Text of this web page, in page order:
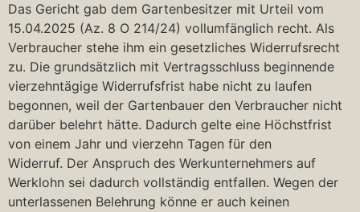
Das Gericht gab dem Gartenbesitzer mit Urteil vom
15.04.2025 (Az. 8 O 214/24) vollumfänglich recht. Als
Verbraucher stehe ihm ein gesetzliches Widerrufsrecht
zu. Die grundsätzlich mit Vertragsschluss beginnende
vierzehntägige Widerrufsfrist habe nicht zu laufen
begonnen, weil der Gartenbauer den Verbraucher nicht
darüber belehrt hätte. Dadurch gelte eine Höchstfrist
von einem Jahr und vierzehn Tagen für den
Widerruf. Der Anspruch des Werkunternehmers auf
Werklohn sei dadurch vollständig entfallen. Wegen der
unterlassenen Belehrung könne er auch keinen